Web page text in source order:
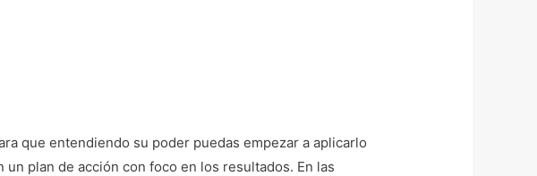
que entendiendo su poder puedas empezar a aplicarlo
plan de acción con foco en los resultados. En las